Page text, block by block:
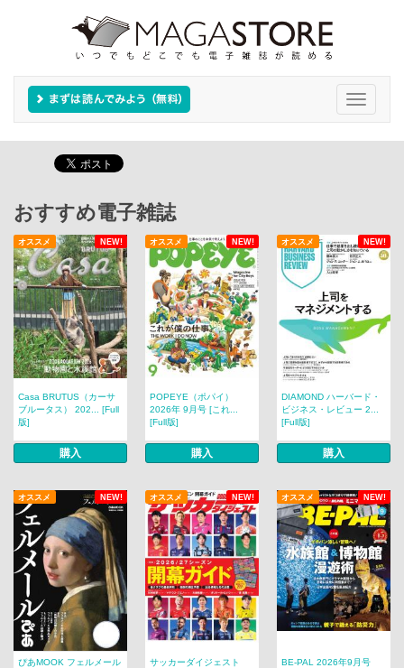
Toggle
おすすめ電子雑誌
NEW!
オススメ NEW!
オススメ NEW!
オススメ
Casa BRUTUS（カーサ
ブルータス） 202... [Full
版]
購入
POPEYE（ポパイ）
2026年 9月号 [これ...
[Full版]
購入
DIAMOND ハーバード・
ビジネス・レビュー 2...
[Full版]
購入
NEW!
オススメ NEW!
オススメ NEW!
オススメ
ぴあMOOK フェルメール
サッカーダイジェスト
BE-PAL 2026年9月号